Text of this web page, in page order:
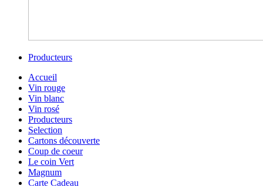
Producteurs
Accueil
Vin rouge
Vin blanc
Vin rosé
Producteurs
Selection
Cartons découverte
Coup de coeur
Le coin Vert
Magnum
Carte Cadeau